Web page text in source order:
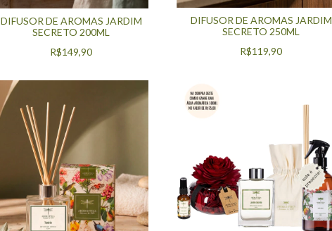
DIFUSOR DE AROMAS JARDIM
SECRETO 200ML
R$149,90
DIFUSOR DE AROMAS JARDIM
SECRETO 250ML
R$119,90